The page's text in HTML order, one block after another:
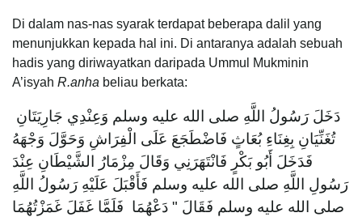
Di dalam nas-nas syarak terdapat beberapa dalil yang
menunjukkan kepada hal ini. Di antaranya adalah sebuah
hadis yang diriwayatkan daripada Ummul Mukminin
A’isyah R.anha beliau berkata:
تُغَنِّيَانِ بِغِنَاءِ بُعَاثٍ فَاضْطَجَعَ عَلَى الْفِرَاشِ وَحَوَّلَ وَجْهَهُ
فَدَخَلَ أَبُو بَكْرٍ فَانْتَهَرَنِي وَقَالَ مِزْمَارُ الشَّيْطَانِ عِنْدَ
رَسُولِ اللَّهِ صلى الله عليه وسلم فَأَقْبَلَ عَلَيْهِ رَسُولُ اللَّهِ
صلى الله عليه وسلم فَقَالَ ‏"‏ دَعْهُمَا ‏ فَلَمَّا غَفَلَ غَمَزْتُهُمَا